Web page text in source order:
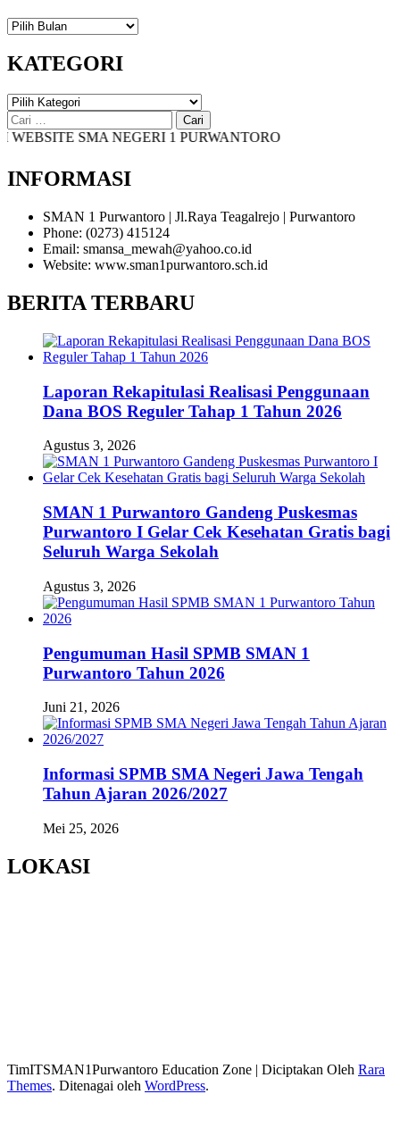
DAFTAR
KATEGORI
KATEGORI
Cari
untuk: SMA NEGERI 1 PURWANTORO
INFORMASI
SMAN 1 Purwantoro | Jl.Raya Teagalrejo | Purwantoro
Phone: (0273) 415124
Email: smansa_mewah@yahoo.co.id
Website: www.sman1purwantoro.sch.id
BERITA TERBARU
Laporan Rekapitulasi Realisasi Penggunaan
Dana BOS Reguler Tahap 1 Tahun 2026
Agustus 3, 2026
SMAN 1 Purwantoro Gandeng Puskesmas
Purwantoro I Gelar Cek Kesehatan Gratis bagi
Seluruh Warga Sekolah
Agustus 3, 2026
Pengumuman Hasil SPMB SMAN 1
Purwantoro Tahun 2026
Juni 21, 2026
Informasi SPMB SMA Negeri Jawa Tengah
Tahun Ajaran 2026/2027
Mei 25, 2026
LOKASI
TimITSMAN1Purwantoro Education Zone | Diciptakan Oleh Rara
Themes. Ditenagai oleh WordPress.